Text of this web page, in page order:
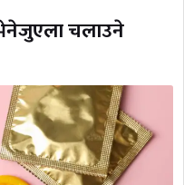
चलाउने